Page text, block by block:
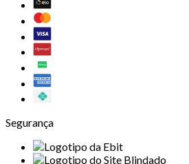
Segurança